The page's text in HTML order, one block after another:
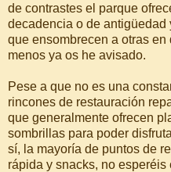
de contrastes el parque
decadencia o de
que ensombrecen a otras
menos ya os he avisado.
Pese a que no es una
rincones de restauración
que generalmente ofrecen
sombrillas para poder
sí, la mayoría de puntos de
rápida y snacks, no